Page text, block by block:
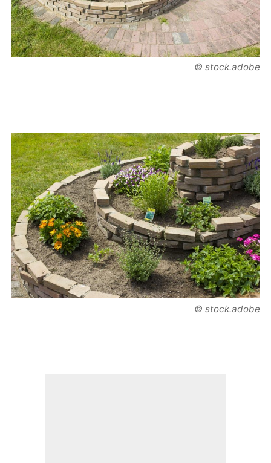
© stock.adobe
© stock.adobe